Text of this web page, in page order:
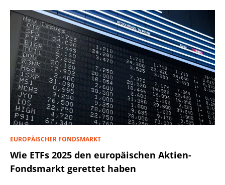
EUROPÄISCHER FONDSMARKT
Wie ETFs 2025 den europäischen Aktien-
Fondsmarkt gerettet haben